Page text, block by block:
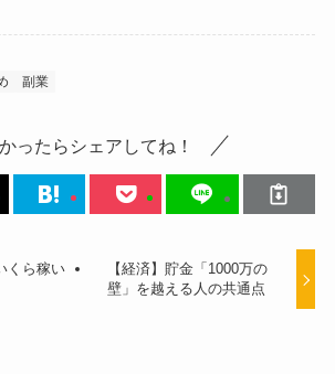
副業
ったらシェアしてね！
くら稼い
【経済】貯金「1000万の
壁」を越える人の共通点